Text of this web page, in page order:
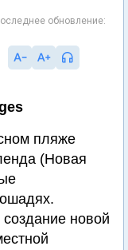
обновление:
пляже
(Новая
новой